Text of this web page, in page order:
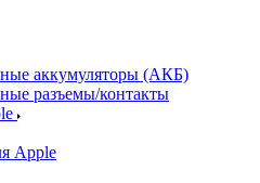
Apple
AirPods